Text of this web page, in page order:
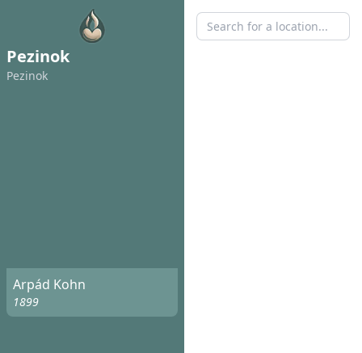
Pezinok
Pezinok
Arpád Kohn
1899